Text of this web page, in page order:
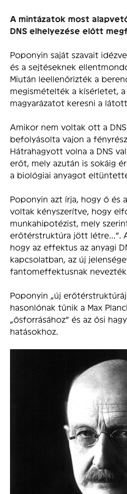
A mintázatok most
DNS elhelyezése előtt
Poponyin saját szavait
és a sejtéseknek
Miután leellenőrizték a
megismételték a kísérletet,
magyarázatot keresni a
Amikor nem voltak ott a
befolyásolta vajon a
Hátrahagyott volna a DNS
erőt, mely azután is sokáig
a biológiai anyagot
Poponyin azt írja, hogy ő és
voltak kényszerítve, hogy
munkahipotézist, mely
erőtérstruktúra jött létre…”.
hogy az effektus az anyagi
kapcsolatban, az új
fantomeffektusnak nevezték
Poponyin „új
hasonlónak tűnik a Max
„ősforrásához” és az ősi
hatásokhoz.